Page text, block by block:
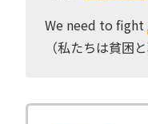
We need to fight
（私たちは貧困